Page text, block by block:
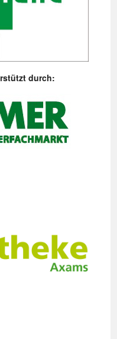
durch: